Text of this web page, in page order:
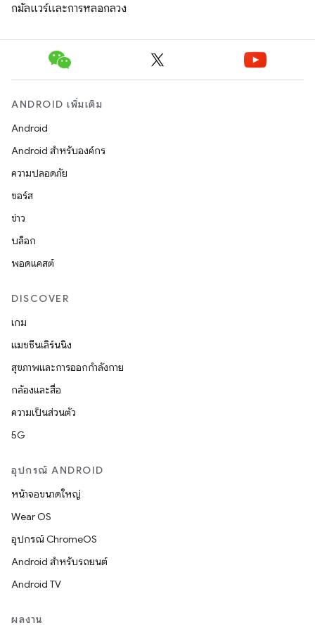
กมัลแวร์และการหลอกลวง
ANDROID เพิ่มเติม
Android
Android สำหรับองค์กร
ความปลอดภัย
ซอร์ส
ข่าว
บล็อก
พอดแคสต์
DISCOVER
เกม
แมชชีนเลิร์นนิง
สุขภาพและการออกกำลังกาย
กล้องและสื่อ
ความเป็นส่วนตัว
5G
อุปกรณ์ ANDROID
หน้าจอขนาดใหญ่
Wear OS
อุปกรณ์ ChromeOS
Android สำหรับรถยนต์
Android TV
ผลงาน